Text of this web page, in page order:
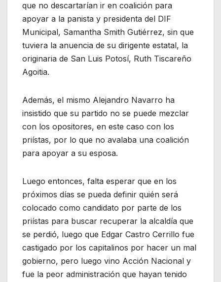
que no descartarían ir en coalición para
apoyar a la panista y presidenta del DIF
Municipal, Samantha Smith Gutiérrez, sin que
tuviera la anuencia de su dirigente estatal, la
originaria de San Luis Potosí, Ruth Tiscareño
Agoitia.
Además, el mismo Alejandro Navarro ha
insistido que su partido no se puede mezclar
con los opositores, en este caso con los
priístas, por lo que no avalaba una coalición
para apoyar a su esposa.
Luego entonces, falta esperar que en los
próximos días se pueda definir quién será
colocado como candidato por parte de los
priístas para buscar recuperar la alcaldía que
se perdió, luego que Edgar Castro Cerrillo fue
castigado por los capitalinos por hacer un mal
gobierno, pero luego vino Acción Nacional y
fue la peor administración que hayan tenido